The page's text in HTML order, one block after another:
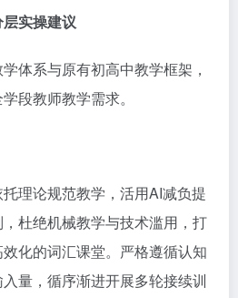
实操建议
体系与原有初高中教学框架，
段教师教学需求。
理论规范教学，活用AI减负提
杜绝机械教学与技术滥用，打
化的词汇课堂。严格遵循认知
量，循序渐进开展多轮接续训